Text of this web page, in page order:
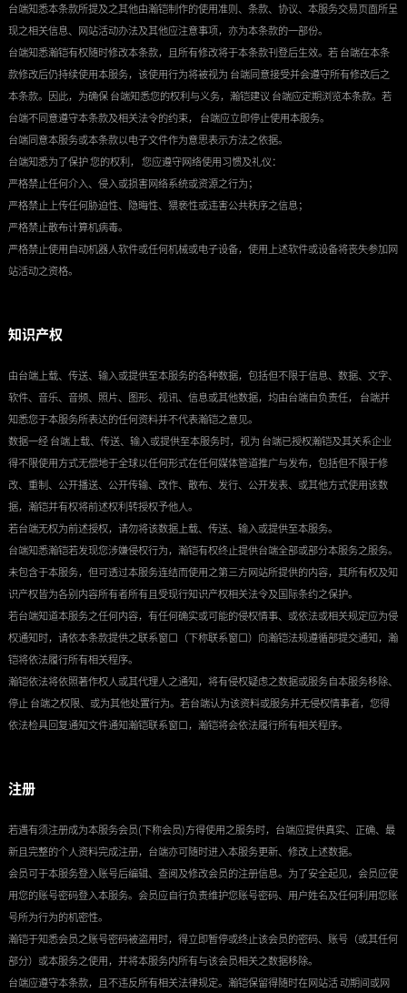
台端知悉本条款所提及之其他由瀚铠制作的使用准则、条款、协议、本服务交易页面所呈
现之相关信息、网站活动办法及其他应注意事项，亦为本条款的一部份。
台端知悉瀚铠有权随时修改本条款，且所有修改将于本条款刊登后生效。若 台端在本条
款修改后仍持续使用本服务，该使用行为将被视为 台端同意接受并会遵守所有修改后之
本条款。因此，为确保 台端知悉您的权利与义务，瀚铠建议 台端应定期浏览本条款。若
台端不同意遵守本条款及相关法令的约束， 台端应立即停止使用本服务。
台端同意本服务或本条款以电子文件作为意思表示方法之依据。
台端知悉为了保护 您的权利， 您应遵守网络使用习惯及礼仪：
严格禁止任何介入、侵入或损害网络系统或资源之行为；
严格禁止上传任何胁迫性、隐晦性、猥亵性或违害公共秩序之信息；
严格禁止散布计算机病毒。
严格禁止使用自动机器人软件或任何机械或电子设备，使用上述软件或设备将丧失参加网
站活动之资格。
知识产权
由台端上载、传送、输入或提供至本服务的各种数据，包括但不限于信息、数据、文字、
软件、音乐、音频、照片、图形、视讯、信息或其他数据，均由台端自负责任， 台端并
知悉您于本服务所表达的任何资料并不代表瀚铠之意见。
数据一经 台端上载、传送、输入或提供至本服务时，视为 台端已授权瀚铠及其关系企业
得不限使用方式无偿地于全球以任何形式在任何媒体管道推广与发布，包括但不限于修
改、重制、公开播送、公开传输、改作、散布、发行、公开发表、或其他方式使用该数
据，瀚铠并有权将前述权利转授权予他人。
若台端无权为前述授权，请勿将该数据上载、传送、输入或提供至本服务。
台端知悉瀚铠若发现您涉嫌侵权行为，瀚铠有权终止提供台端全部或部分本服务之服务。
未包含于本服务，但可透过本服务连结而使用之第三方网站所提供的内容，其所有权及知
识产权皆为各别内容所有者所有且受现行知识产权相关法令及国际条约之保护。
若台端知道本服务之任何内容，有任何确实或可能的侵权情事、或依法或相关规定应为侵
权通知时，请依本条款提供之联系窗口（下称联系窗口）向瀚铠法规遵循部提交通知，瀚
铠将依法履行所有相关程序。
瀚铠依法将依照著作权人或其代理人之通知，将有侵权疑虑之数据或服务自本服务移除、
停止 台端之权限、或为其他处置行为。若台端认为该资料或服务并无侵权情事者，您得
依法检具回复通知文件通知瀚铠联系窗口，瀚铠将会依法履行所有相关程序。
注册
若遇有须注册成为本服务会员(下称会员)方得使用之服务时，台端应提供真实、正确、最
新且完整的个人资料完成注册，台端亦可随时进入本服务更新、修改上述数据。
会员可于本服务登入账号后编辑、查阅及修改会员的注册信息。为了安全起见，会员应使
用您的账号密码登入本服务。会员应自行负责维护您账号密码、用户姓名及任何利用您账
号所为行为的机密性。
瀚铠于知悉会员之账号密码被盗用时，得立即暂停或终止该会员的密码、账号（或其任何
部分）或本服务之使用，并将本服务内所有与该会员相关之数据移除。
台端应遵守本条款，且不违反所有相关法律规定。瀚铠保留得随时在网站活 动期间或网